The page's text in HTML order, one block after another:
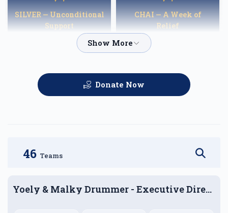
SILVER — Unconditional
Support
CHAI — A Week of
Relief
$1,800.00
DIAMOND — A Month of
Donate Now
46 Teams
Yoely & Malky Drummer - Executive Director